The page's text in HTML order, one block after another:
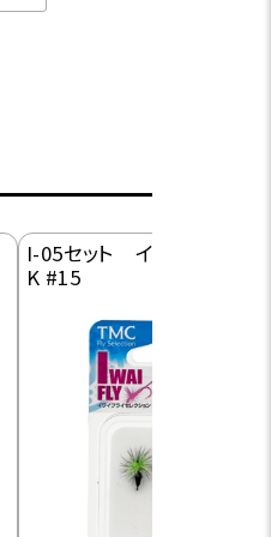
I-05セット イワイパラアン
K #15